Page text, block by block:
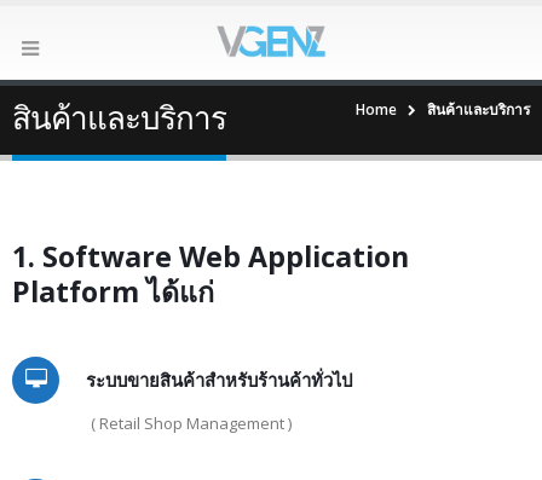
Home สินค้าและบริการ
สินค้าและบริการ
1. Software Web Application
Platform ได้แก่
ระบบขายสินค้าสำหรับร้านค้าทั่วไป
( Retail Shop Management )